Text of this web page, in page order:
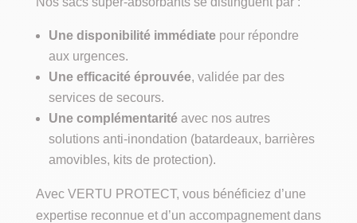
Une disponibilité immédiatepour répondre
aux urgences.
Une efficacité éprouvée, validée par des
services de secours.
Une complémentaritéavec nos autres
solutions anti-inondation (batardeaux, barrières
amovibles, kits de protection).
Avec VERTU PROTECT, vous bénéficiez d’une
expertise reconnue et d’un accompagnement dans